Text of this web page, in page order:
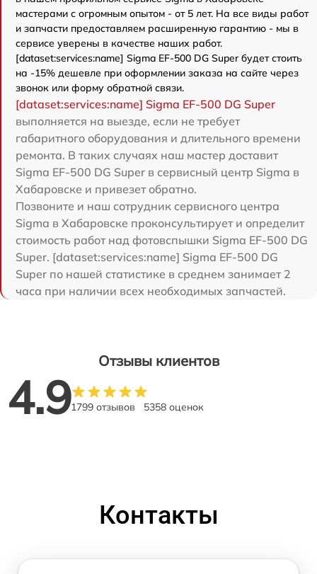
мастерами с огромным опытом - от 5 лет. На все виды работ
и запчасти предоставляем расширенную гарантию - мы в
сервисе уверены в качестве наших работ.
[dataset:services:name] Sigma EF-500 DG Super будет стоить
на -15% дешевле при оформлении заказа на сайте через
звонок или форму обратной связи.
[dataset:services:name] Sigma EF-500 DG Super
выполняется на выезде, если не требует
габаритного оборудования и длительного времени
ремонта. В таких случаях наш мастер доставит
Sigma EF-500 DG Super в сервисный центр Sigma в
Хабаровске и привезет обратно.
Позвоните и наш сотрудник сервисного центра
Sigma в Хабаровске проконсультирует и определит
стоимость работ над фотовспышки Sigma EF-500 DG
Super. [dataset:services:name] Sigma EF-500 DG
Super по нашей статистике в среднем занимает 2
часа при наличии всех необходимых запчастей.
Отзывы клиентов
4.91799 отзывов 5358 оценок
Контакты